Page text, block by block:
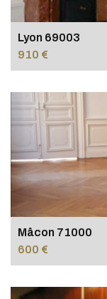
Lyon 69003
910 €
Mâcon 71000
600 €